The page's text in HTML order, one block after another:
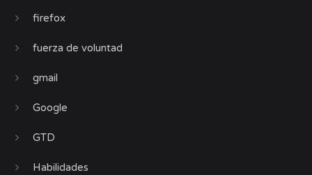
firefox
fuerza de voluntad
gmail
Google
GTD
Habilidades